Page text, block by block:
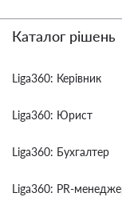
Каталог рішень
Liga360: Керівник
Liga360: Юрист
Liga360: Бухгалтер
Liga360: PR-